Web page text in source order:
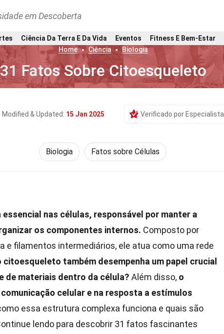
em Descoberta
Ciência Da Terra E Da Vida Eventos Fitness E Bem-Estar
Home
Ciência Biologia
31 Fatos Sobre Citoesqueleto
Modified & Updated: 15 Jan 2025 Verificado por Especialista
Biologia Fatos sobre Células
nas células, responsável por manter a
os componentes internos. Composto por
e filamentos intermediários, ele atua como uma rede
citoesqueleto também desempenha um papel crucial
de materiais dentro da célula? Além disso, o
celular e na resposta a estímulos
essa estrutura complexa funciona e quais são
lendo para descobrir 31 fatos fascinantes